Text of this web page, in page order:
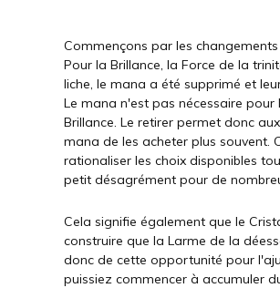
Commençons par les
Pour la Brillance, la Force de la
liche, le mana a été supprimé et
Le mana n'est pas nécessaire pour
Brillance. Le retirer permet donc
mana de les acheter plus souvent.
rationaliser les choix disponibles
petit désagrément pour de
Cela signifie également que le
construire que la Larme de la
donc de cette opportunité pour
puissiez commencer à accumuler